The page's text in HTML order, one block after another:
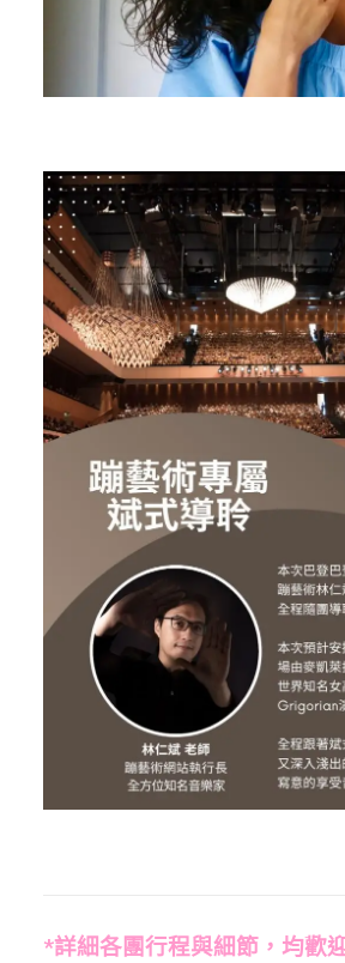
*詳細各團行程與細節，均歡